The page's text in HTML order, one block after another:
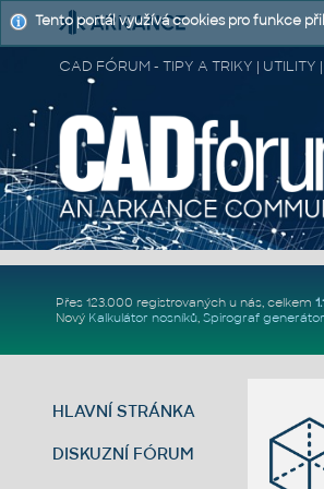
CAD FÓRUM - TIPY A TRIKY |
Přes 123.000 registrovaných u nás, celkem
Nový Kalkulátor nosníků, Spirograf generátor
HLAVNÍ STRÁNKA
DISKUZNÍ FÓRUM
Tento portál využívá cookies pro funkce